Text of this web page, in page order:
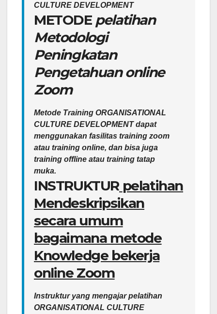
CULTURE DEVELOPMENT
METODE pelatihan
Metodologi
Peningkatan
Pengetahuan online
Zoom
Metode Training ORGANISATIONAL
CULTURE DEVELOPMENT dapat
menggunakan fasilitas training zoom
atau training online, dan bisa juga
training offline atau training tatap
muka.
INSTRUKTUR pelatihan
Mendeskripsikan
secara umum
bagaimana metode
Knowledge bekerja
online Zoom
Instruktur yang mengajar pelatihan
ORGANISATIONAL CULTURE